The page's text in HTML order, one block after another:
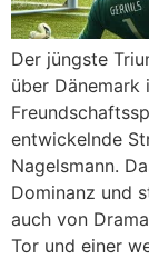
Der jüngste
über Dänemark
entwickelnde
Nagelsmann.
Dominanz und
auch von
Tor und einer